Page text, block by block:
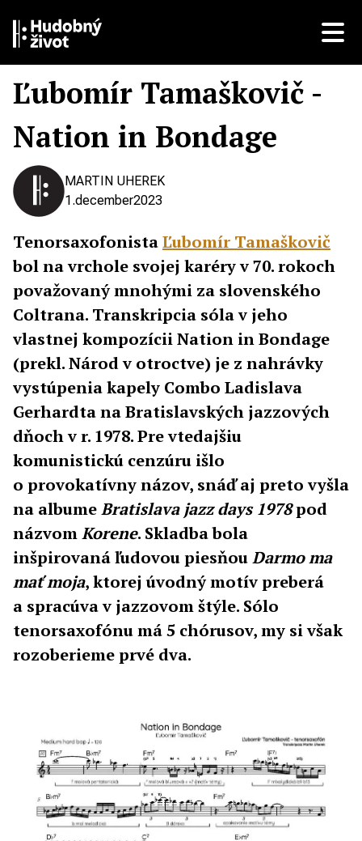
Ľubomír Tamaškovič -
Nation in Bondage
MARTIN UHEREK
1.december2023
TenorsaxofonistaĽubomír Tamaškovič
bol na vrchole svojej karéry v 70. rokoch
považovaný mnohými za slovenského
Coltrana. Transkripcia sóla v jeho
vlastnej kompozícii Nation in Bondage
(prekl. Národ v otroctve) je z nahrávky
vystúpenia kapely Combo Ladislava
Gerhardta na Bratislavských jazzových
dňoch v r. 1978. Pre vtedajšiu
komunistickú cenzúru išlo
o provokatívny názov, snáď aj preto vyšla
na albumeBratislava jazz days 1978pod
názvomKorene. Skladba bola
inšpirovaná ľudovou piesňouDarmo ma
mať moja, ktorej úvodný motív preberá
a spracúva v jazzovom štýle. Sólo
tenorsaxofónu má 5 chórusov, my si však
rozoberieme prvé dva.